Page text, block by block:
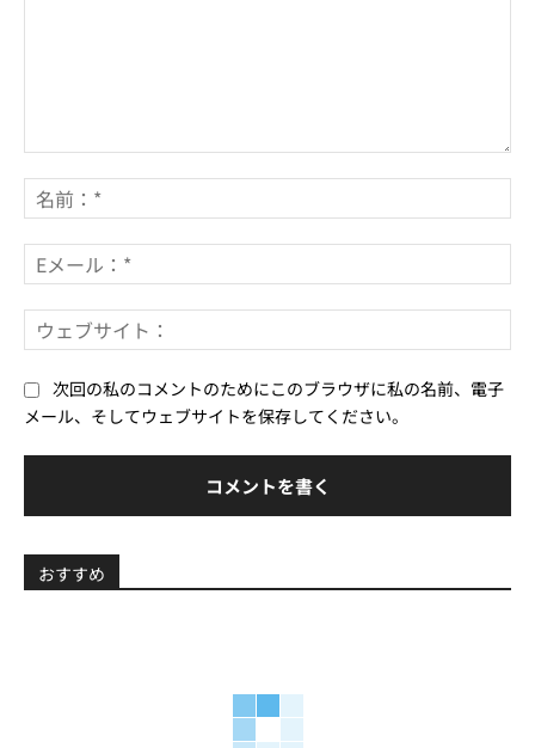
メ
ン
ト：
前
*
メ
ー
*ェ
次回の私のコメントのためにこのブラウザに私の名前、電子
メール、そしてウェブサイトを保存してください。
おすすめ